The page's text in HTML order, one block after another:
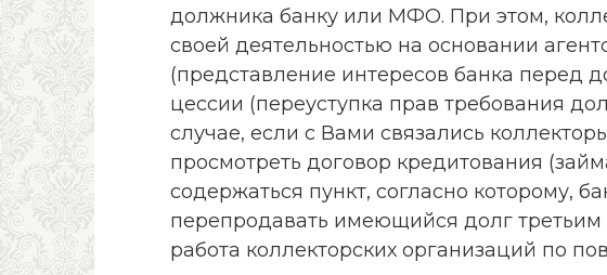
должника банку или МФО. При этом,
своей деятельностью на основании
(представление интересов банка перед
цессии (переуступка прав требования
случае, если с Вами связались
просмотреть договор кредитования
содержаться пункт, согласно которому,
перепродавать имеющийся долг
работа коллекторских организаций по